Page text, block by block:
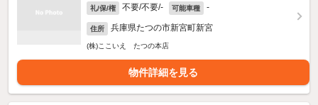
礼/保/権 不要/不要/- 可能車種 -
住所 兵庫県たつの市新宮町新宮
(株)ここいえ たつの本店
物件詳細を見る